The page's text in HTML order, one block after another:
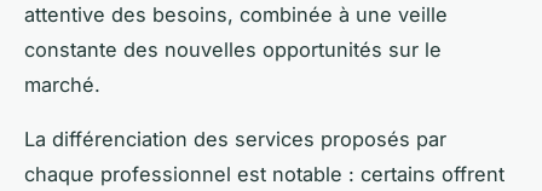
attentive des besoins, combinée à une veille
constante des nouvelles opportunités sur le
marché.
La différenciation des services proposés par
chaque professionnel est notable : certains offrent